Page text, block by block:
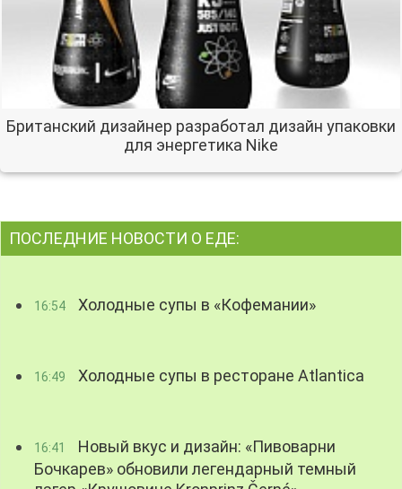
Британский дизайнер разработал дизайн упаковки
для энергетика Nike
ПОСЛЕДНИЕ НОВОСТИ О ЕДЕ:
16:54 Холодные супы в «Кофемании»
16:49 Холодные супы в ресторане Atlantica
16:41
Новый вкус и дизайн: «Пивоварни
Бочкарев» обновили легендарный темный